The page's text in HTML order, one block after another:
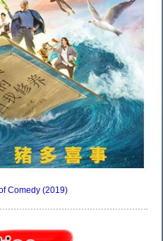
Comedy (2019)